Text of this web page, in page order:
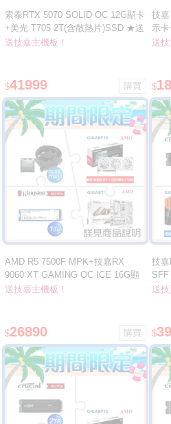
索泰RTX 5070 SOLID OC 12G顯卡
+美光 T705 2T(含散熱片)SSD ★送
華擎Z890 Riptide WiFi D5主板
送技嘉主機板！
$41999
技
示
技嘉
送技
$
AMD R5 7500F MPK+技嘉RX
9060 XT GAMING OC ICE 16G顯
卡+金士頓NV3 1T SSD ★送技嘉
送技嘉主機板！
$26890
技
SFF
熱
送技
$